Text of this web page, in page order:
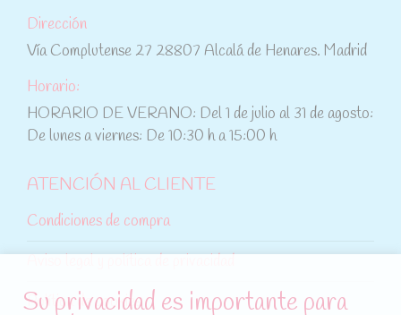
Dirección
Vía Complutense 27 28807 Alcalá de Henares. Madrid
Horario:
HORARIO DE VERANO: Del 1 de julio al 31 de agosto:
De lunes a viernes: De 10:30 h a 15:00 h
ATENCIÓN AL CLIENTE
Condiciones de compra
Política de cookies
Su privacidad es importante para